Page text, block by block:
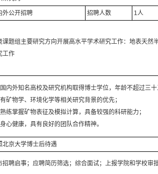
外公开招聘 招聘人数 1人
课题组主要研究方向开展高水平学术研究工作：地表天然
工作
内外知名高校及研究机构取得博士学位，年龄不超过三
矿物学、环境化学等相关研究背景的优先；
练掌握矿物表征及模拟计算，具备较强的科研能力；
心健康，具有良好的团队合作精神。
北京大学博士后待遇
招聘启事；应聘简历筛选；综合面试；上报学院和学校审